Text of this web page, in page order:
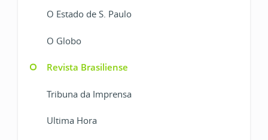
O Estado de S. Paulo
O Globo
Revista Brasiliense
Tribuna da Imprensa
Ultima Hora